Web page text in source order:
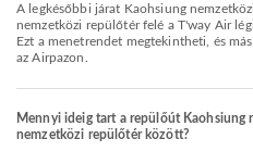
A legkésőbbi járat Kaohsiung nemzetközi repülőtér repülőtérről Incshoni
nemzetközi repülőtér felé a T'way Air
Ezt a menetrendet megtekintheti, és
az Airpazon.
Mennyi ideig tart a repülőút Kaohsiung
nemzetközi repülőtér között?